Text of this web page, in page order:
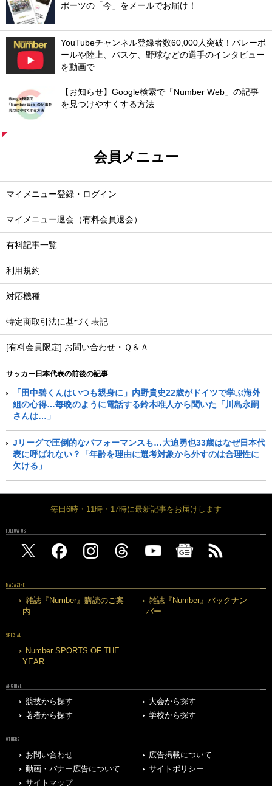
ポーツの「今」をメールでお届け！
YouTubeチャンネル登録者数60,000人突破！バレーボ
ールや陸上、バスケ、野球などの選手のインタビュー
を動画で
【お知らせ】Google検索で「Number Web」の記事
を見つけやすくする方法
会員メニュー
マイメニュー登録・ログイン
マイメニュー退会（有料会員退会）
有料記事一覧
利用規約
対応機種
特定商取引法に基づく表記
[有料会員限定] お問い合わせ・Ｑ＆Ａ
サッカー日本代表の前後の記事
「田中碧くんはいつも親身に」内野貴史22歳がドイツで学ぶ海外
組の心得…毎晩のように電話する鈴木唯人から聞いた「川島永嗣
さんは…」
Jリーグで圧倒的なパフォーマンスも…大迫勇也33歳はなぜ日本代
表に呼ばれない？「年齢を理由に選考対象から外すのは合理性に
欠ける」
毎日6時・11時・17時に最新記事をお届けします
FOLLOW US
MAGAZINE
雑誌『Number』購読のご案
内
雑誌『Number』バックナン
バー
SPECIAL
Number SPORTS OF THE
YEAR
ARCHIVE
競技から探す
大会から探す
著者から探す
学校から探す
OTHERS
お問い合わせ
広告掲載について
動画・バナー広告について
サイトポリシー
サイトマップ